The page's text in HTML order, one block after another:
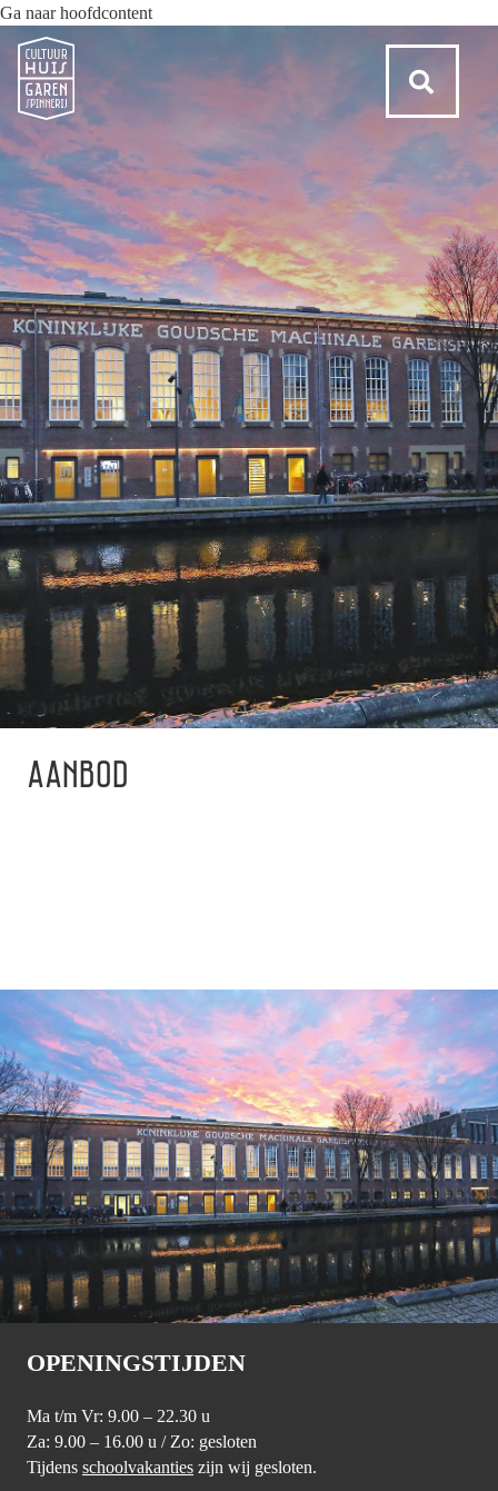
Ga naar hoofdcontent
AANBOD
OPENINGSTIJDEN
Ma t/m Vr: 9.00 – 22.30 u
Za: 9.00 – 16.00 u / Zo: gesloten
Tijdens schoolvakanties zijn wij gesloten.